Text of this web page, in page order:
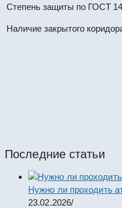
Степень защиты по ГОСТ
Наличие закрытого
Последние статьи
Нужно ли проходить
23.02.2026/